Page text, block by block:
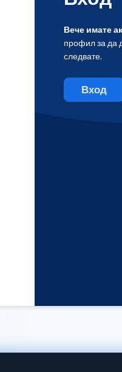
Вече имате
профил за да
следвате.
Вход